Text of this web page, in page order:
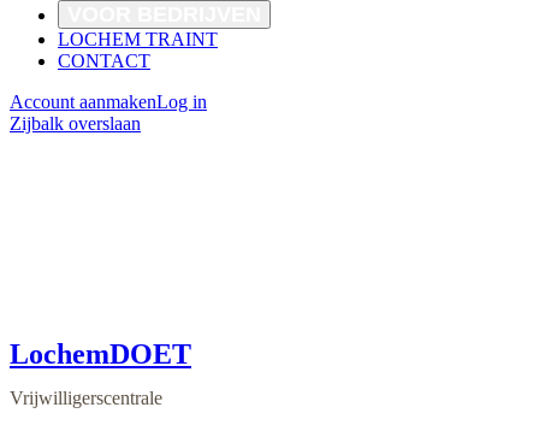
LOCHEM TRAINT
CONTACT
Account aanmakenLog in
Zijbalk overslaan
LochemDOET
Vrijwilligerscentrale